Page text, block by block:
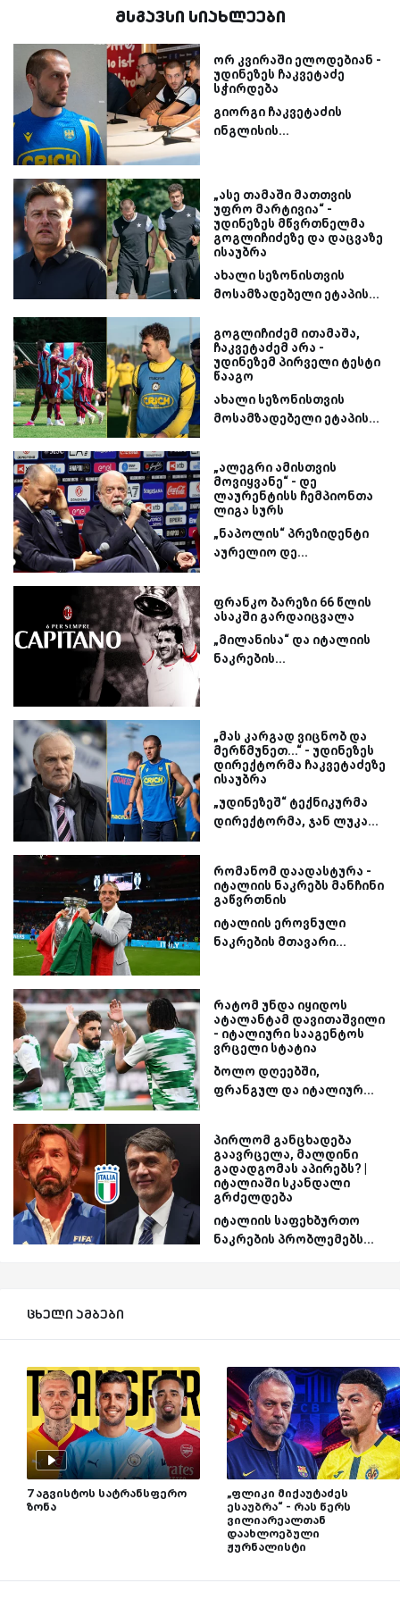
მსგავსი სიახლეები
ორ კვირაში ელოდებიან -
უდინეზეს ჩაკვეტაძე
სჭირდება
გიორგი ჩაკვეტაძის
ინგლისის...
„ასე თამაში მათთვის
უფრო მარტივია“ -
უდინეზეს მწვრთნელმა
გოგლიჩიძეზე და დაცვაზე
ისაუბრა
ახალი სეზონისთვის
მოსამზადებელი ეტაპის...
გოგლიჩიძემ ითამაშა,
ჩაკვეტაძემ არა -
უდინეზემ პირველი ტესტი
წააგო
ახალი სეზონისთვის
მოსამზადებელი ეტაპის...
„ალეგრი ამისთვის
მოვიყვანე“ - დე
ლაურენტისს ჩემპიონთა
ლიგა სურს
„ნაპოლის“ პრეზიდენტი
აურელიო დე...
ფრანკო ბარეზი 66 წლის
ასაკში გარდაიცვალა
„მილანისა“ და იტალიის
ნაკრების...
„მას კარგად ვიცნობ და
მერწმუნეთ...“ - უდინეზეს
დირექტორმა ჩაკვეტაძეზე
ისაუბრა
„უდინეზეშ“ ტექნიკურმა
დირექტორმა, ჯან ლუკა...
რომანომ დაადასტურა -
იტალიის ნაკრებს მანჩინი
გაწვრთნის
იტალიის ეროვნული
ნაკრების მთავარი...
რატომ უნდა იყიდოს
ატალანტამ დავითაშვილი
- იტალიური სააგენტოს
ვრცელი სტატია
ბოლო დღეებში,
ფრანგულ და იტალიურ...
პირლომ განცხადება
გაავრცელა, მალდინი
გადადგომას აპირებს? |
იტალიაში სკანდალი
გრძელდება
იტალიის საფეხბურთო
ნაკრების პრობლემებს...
ცხელი ამბები
7 აგვისტოს სატრანსფერო
ზონა
„ფლიკი მიქაუტაძეს
ესაუბრა“ - რას წერს
ვილიარეალთან
დაახლოებული
ჟურნალისტი